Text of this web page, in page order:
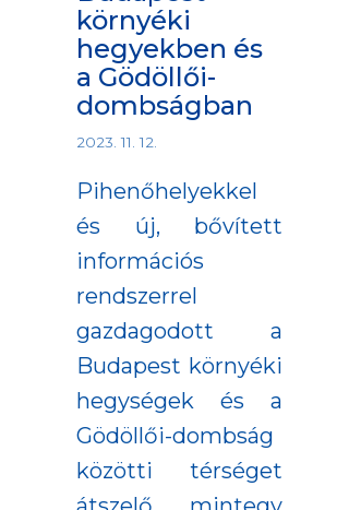
környéki
hegyekben és
a Gödöllői-
dombságban
2023. 11. 12.
Pihenőhelyekkel
és új, bővített
információs
rendszerrel
gazdagodott a
Budapest környéki
hegységek és a
Gödöllői-dombság
közötti térséget